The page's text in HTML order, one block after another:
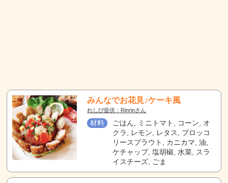
みんなでお花見♪ケーキ風
れしぴ提供：Rinrinさん
材料
ごはん, ミニトマト, コーン, オ
クラ, レモン, レタス, ブロッコ
リースプラウト, カニカマ, 油,
ケチャップ, 塩胡椒, 水菜, スラ
イスチーズ, ごま